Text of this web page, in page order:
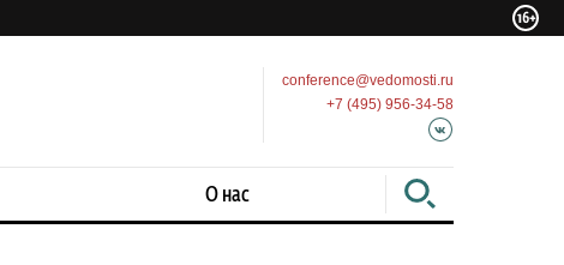
conference@vedomosti.ru
+7 (495) 956-34-58
О нас